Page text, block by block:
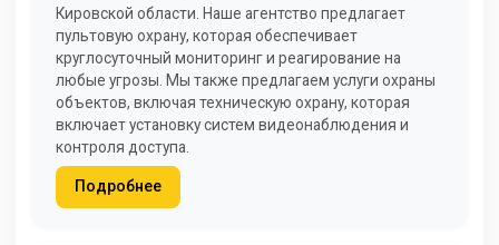
Кировской области. Наше агентство предлагает
пультовую охрану, которая обеспечивает
круглосуточный мониторинг и реагирование на
любые угрозы. Мы также предлагаем услуги охраны
объектов, включая техническую охрану, которая
включает установку систем видеонаблюдения и
контроля доступа.
Подробнее